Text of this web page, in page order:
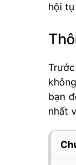
hội
bạn
nhất